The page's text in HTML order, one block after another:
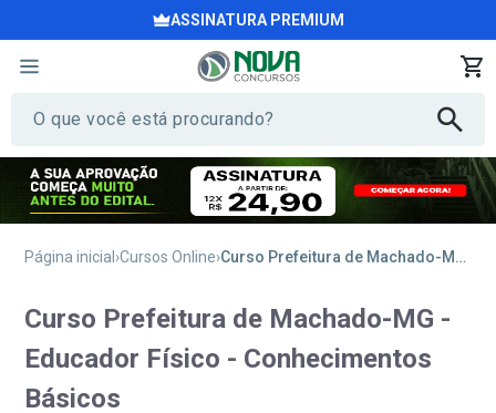
ASSINATURA PREMIUM
Página inicial Cursos Online Curso Prefeitura de Machado-MG - Educador Físico - Conhecimentos Básicos
Curso Prefeitura de Machado-MG -
Educador Físico - Conhecimentos
Básicos